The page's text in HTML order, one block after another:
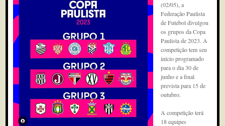
(02/05), a
Federação Paulista
de Futebol divulgou
os grupos da Copa
Paulista de 2023. A
competição tem seu
início programado
para o dia 30 de
junho e a final
prevista para 15 de
outubro.
A competição terá
18 equipes